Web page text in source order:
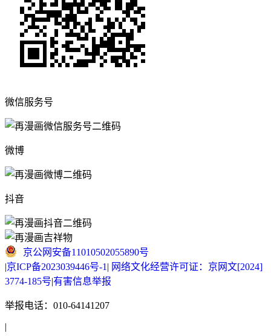
微信服务号
微博
抖音
京公网安备11010502055890号
|京ICP备2023039446号-1 | 网络文化经营许可证：京网文[2024]
3774-185号|有害信息举报
举报电话：010-64141207
|